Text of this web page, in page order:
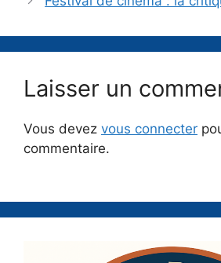
Laisser un
Vous devez vous connecter
commentaire.